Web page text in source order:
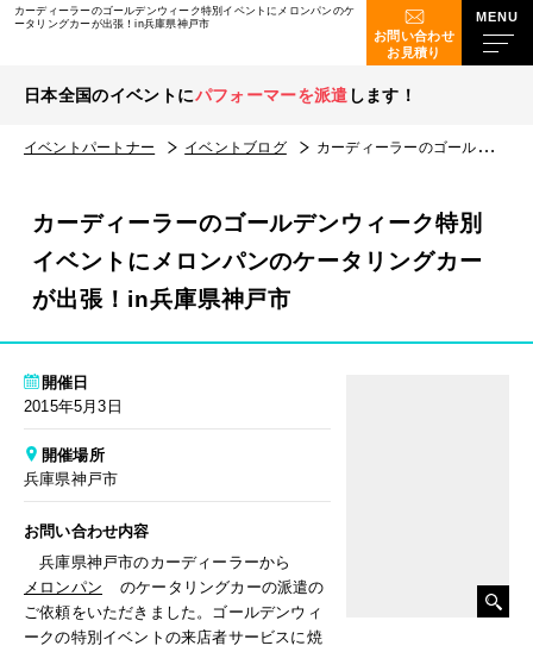
カーディーラーのゴールデンウィーク特別イベントにメロンパンのケ
ータリングカーが出張！in兵庫県神戸市
お問い合わせ
お見積り
日本全国のイベントにパフォーマーを派遣 します！
イベントパートナー イベントブログ カーディーラーのゴールデンウィーク特別イベントにメロンパンのケータリングカーが出張！in兵庫県神戸市
カーディーラーのゴールデンウィーク特別
イベントにメロンパンのケータリングカー
が出張！in兵庫県神戸市
開催日
2015年5月3日
開催場所
兵庫県神戸市
お問い合わせ内容
兵庫県神戸市のカーディーラーから
メロンパン
のケータリングカーの派遣の
ご依頼をいただきました。ゴールデンウィ
ークの特別イベントの来店者サービスに焼